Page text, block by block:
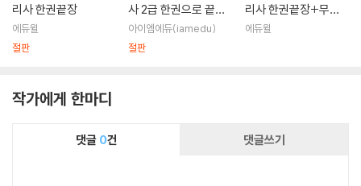
리사 한권끝장
에듀윌
절판
사 2급 한권으로 끝내
기
아이엠에듀(iamedu)
절판
리사 한권끝장+무료
특강
에듀윌
작가에게 한마디
댓글 0건 댓글쓰기